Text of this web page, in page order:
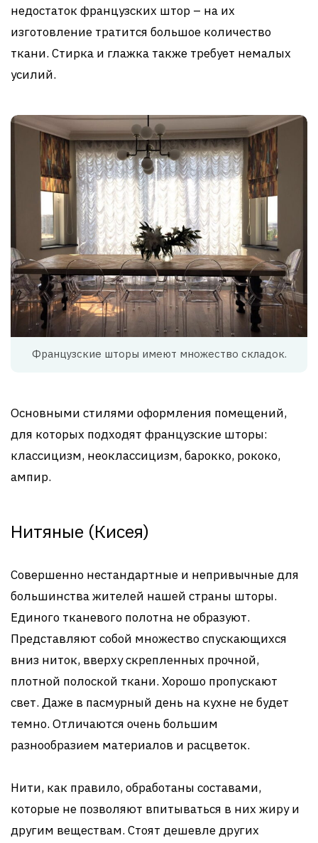
недостаток французских штор – на их
изготовление тратится большое количество
ткани. Стирка и глажка также требует немалых
усилий.
Французские шторы имеют множество складок.
Основными стилями оформления помещений,
для которых подходят французские шторы:
классицизм, неоклассицизм, барокко, рококо,
ампир.
Нитяные (Кисея)
Совершенно нестандартные и непривычные для
большинства жителей нашей страны шторы.
Единого тканевого полотна не образуют.
Представляют собой множество спускающихся
вниз ниток, вверху скрепленных прочной,
плотной полоской ткани. Хорошо пропускают
свет. Даже в пасмурный день на кухне не будет
темно. Отличаются очень большим
разнообразием материалов и расцветок.
Нити, как правило, обработаны составами,
которые не позволяют впитываться в них жиру и
другим веществам. Стоят дешевле других